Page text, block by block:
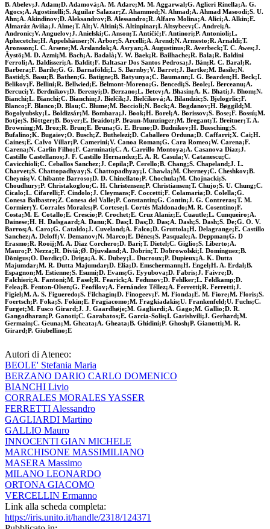
B. Abelev;J. Adam;D. Adamová;A. M. Adare;M. M. Aggarwal;G. Aglieri Rinella;A. G.
Agocs;A. Agostinelli;S. Aguilar Salazar;Z. Ahammed;N. Ahmad;A. Ahmad Masoodi;S. U.
Ahn;A. Akindinov;D. Aleksandrov;B. Alessandro;R. Alfaro Molina;A. Alici;A. Alkin;E.
Almaráz Aviña;J. Alme;T. Alt;V. Altini;S. Altinpinar;I. Altsybeev;C. Andrei;A.
Andronic;V. Anguelov;J. Anielski;C. Anson;T. Antičić;F. Antinori;P. Antonioli;L.
Aphecetche;H. Appelshäuser;N. Arbor;S. Arcelli;A. Arend;N. Armesto;R. Arnaldi;T.
Aronsson;I. C. Arsene;M. Arslandok;A. Asryan;A. Augustinus;R. Averbeck;T. C. Awes;J.
Äystö;M. D. Azmi;M. Bach;A. Badalà;Y. W. Baek;R. Bailhache;R. Bala;R. Baldini
Ferroli;A. Baldisseri;A. Baldit;F. Baltasar Dos Santos Pedrosa;J. Bán;R. C. Baral;R.
Barbera;F. Barile;G. G. Barnaföldi;L. S. Barnby;V. Barret;J. Bartke;M. Basile;N.
Bastid;S. Basu;B. Bathen;G. Batigne;B. Batyunya;C. Baumann;I. G. Bearden;H. Beck;I.
Belikov;F. Bellini;R. Bellwied;E. Belmont-Moreno;G. Bencedi;S. Beole;I. Berceanu;A.
Bercuci;Y. Berdnikov;D. Berenyi;D. Berzano;L. Betev;A. Bhasin;A. K. Bhati;J. Bhom;N.
Bianchi;L. Bianchi;C. Bianchin;J. Bielčík;J. Bielčíková;A. Bilandzic;S. Bjelogrlic;F.
Blanco;F. Blanco;D. Blau;C. Blume;M. Boccioli;N. Bock;A. Bogdanov;H. Bøggild;M.
Bogolyubsky;L. Boldizsár;M. Bombara;J. Book;H. Borel;A. Borissov;S. Bose;F. Bossú;M.
Botje;S. Böttger;B. Boyer;E. Braidot;P. Braun-Munzinger;M. Bregant;T. Breitner;T. A.
Browning;M. Broz;R. Brun;E. Bruna;G. E. Bruno;D. Budnikov;H. Buesching;S.
Bufalino;K. Bugaiev;O. Busch;Z. Buthelezi;D. Caballero Orduna;D. Caffarri;X. Cai;H.
Caines;E. Calvo Villar;P. Camerini;V. Canoa Roman;G. Cara Romeo;W. Carena;F.
Carena;N. Carlin Filho;F. Carminati;C. A. Carrillo Montoya;A. Casanova Díaz;J.
Castillo Castellanos;J. F. Castillo Hernandez;E. A. R. Casula;V. Catanescu;C.
Cavicchioli;C. Ceballos Sanchez;J. Cepila;P. Cerello;B. Chang;S. Chapeland;J. L.
Charvet;S. Chattopadhyay;S. Chattopadhyay;I. Chawla;M. Cherney;C. Cheshkov;B.
Cheynis;V. Chibante Barroso;D. D. Chinellato;P. Chochula;M. Chojnacki;S.
Choudhury;P. Christakoglou;C. H. Christensen;P. Christiansen;T. Chujo;S. U. Chung;C.
Cicalo;L. Cifarelli;F. Cindolo;J. Cleymans;F. Coccetti;F. Colamaria;D. Colella;G.
Conesa Balbastre;Z. Conesa del Valle;P. Constantin;G. Contin;J. G. Contreras;T. M.
Cormier;Y. Corrales Morales;P. Cortese;I. Cortés Maldonado;M. R. Cosentino;F.
Costa;M. E. Cotallo;E. Crescio;P. Crochet;E. Cruz Alaniz;E. Cuautle;L. Cunqueiro;A.
Dainese;H. H. Dalsgaard;A. Danu;K. Das;I. Das;D. Das;A. Dash;S. Dash;S. De;G. O. V.
Barros;A. Caro;G. Cataldo;J. Cuveland;A. Falco;D. Gruttola;H. Delagrange;E. Castillo
Sanchez;A. Deloff;V. Demanov;N. Marco;E. Dénes;S. Pasquale;A. Deppman;G. D
Erasmo;R. Rooij;M. A. Diaz Corchero;D. Bari;T. Dietel;C. Giglio;S. Liberto;A.
Mauro;P. Nezza;R. Divià;Ø. Djuvsland;A. Dobrin;T. Dobrowolski;I. Domínguez;B.
Dönigus;O. Dordic;O. Driga;A. K. Dubey;L. Ducroux;P. Dupieux;A. K. Dutta
Majumdar;M. R. Dutta Majumdar;D. Elia;D. Emschermann;H. Engel;H. A. Erdal;B.
Espagnon;M. Estienne;S. Esumi;D. Evans;G. Eyyubova;D. Fabris;J. Faivre;D.
Falchieri;A. Fantoni;M. Fasel;R. Fearick;A. Fedunov;D. Fehlker;L. Feldkamp;D.
Felea;B. Fenton-Olsen;G. Feofilov;A. Fernández Téllez;A. Ferretti;R. Ferretti;J.
Figiel;M. A. S. Figueredo;S. Filchagin;D. Finogeev;F. M. Fionda;E. M. Fiore;M. Floris;S.
Foertsch;P. Foka;S. Fokin;E. Fragiacomo;M. Fragkiadakis;U. Frankenfeld;U. Fuchs;C.
Furget;M. Fusco Girard;J. J. Gaardhøje;M. Gagliardi;A. Gago;M. Gallio;D. R.
Gangadharan;P. Ganoti;C. Garabatos;E. Garcia-Solis;I. Garishvili;J. Gerhard;M.
Germain;C. Geuna;M. Gheata;A. Gheata;B. Ghidini;P. Ghosh;P. Gianotti;M. R.
Girard;P. Giubellino;E
Autori di Ateneo:
BEOLE' Stefania Maria
BERZANO DARIO CARLO DOMENICO
BIANCHI Livio
CORRALES MORALES YASSER
FERRETTI Alessandro
GAGLIARDI Martino
GALLIO Mauro
INNOCENTI GIAN MICHELE
MARCHISONE MASSIMILIANO
MASERA Massimo
MILANO LEONARDO
ORTONA GIACOMO
VERCELLIN Ermanno
Link alla scheda completa:
https://iris.unito.it/handle/2318/124371